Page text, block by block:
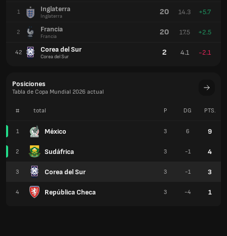
1 Inglaterra
Inglaterra 20 14.3 +5.7
2 Francia
Francia 20 17.5 +2.5
42 Corea del Sur
Corea del Sur 2 4.1 -2.1
Posiciones
Tabla de Copa Mundial 2026 actual
# total
1 México
2 Sudáfrica
3 Corea del Sur
4 República Checa
P DG PTS.
3 6 9
3 -1 4
3 -1 3
3 -4 1